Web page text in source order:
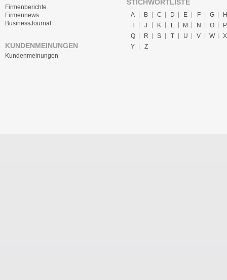
Firmenberichte
Firmennews
BusinessJournal
KUNDENMEINUNGEN
Kundenmeinungen
STICHWORTLISTE
A B C D E F G
H
J K L M N O
P
Q
R S T U V W
X
Y
Z